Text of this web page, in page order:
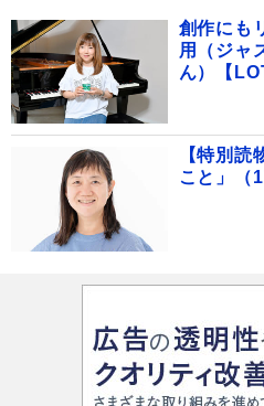
創作にも
用（ジャ
ん）【
【特別読
こと」（